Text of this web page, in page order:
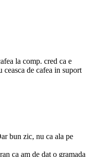
la comp. cred ca e
ceasca de cafea in suport
bun zic, nu ca ala pe
ca am de dat o gramada